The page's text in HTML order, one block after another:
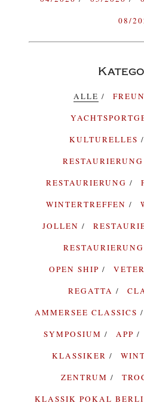
08/
ALLE
KULTURELLES
RESTAURIERUNG
RESTAURIERUNG
WINTERTREFFEN
JOLLEN
OPEN SHIP
REGATTA
AMMERSEE CLASSICS
SYMPOSIUM
APP
KLASSIKER
ZENTRUM
KLASSIK POKAL